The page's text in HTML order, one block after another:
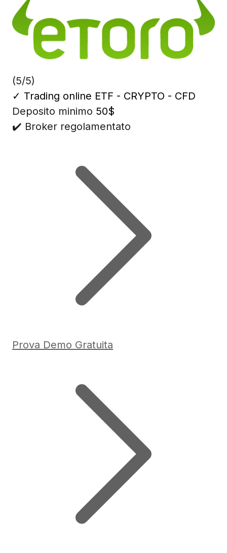
(5/5)
✓ Trading online ETF - CRYPTO - CFD
Deposito minimo 50$
✔️ Broker regolamentato
Prova Demo Gratuita